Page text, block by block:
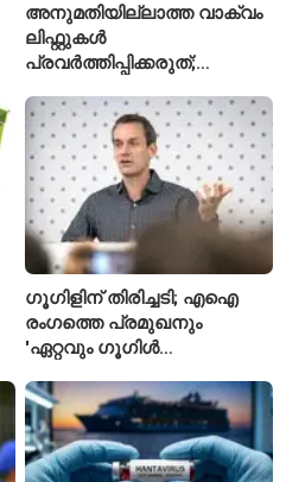
അനുമതിയില്ലാത്ത വാക്വം
ലിഫ്റ്റുകൾ
പ്രവർത്തിപ്പിക്കരുത്;
അനുമതിയില്ലാത്ത
ലിഫ്റ്റുകൾക്ക്
ഹൈക്കോടതിയുടെ വിലക്ക്
ഗൂഗിളിന് തിരിച്ചടി; എഐ
രംഗത്തെ പ്രമുഖനും
'ഏറ്റവും ഗൂഗിൾ
വിശേഷിപ്പിക്കപ്പെട്ട
ഗവേഷകൻ രാജിവെച്ചു